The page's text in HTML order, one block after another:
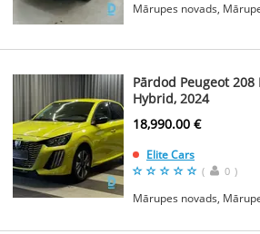
Mārupes novads,
Pārdod Peugeot
Hybrid, 2024
18,990.00 €
Elite Cars
( 0 )
Mārupes novads,